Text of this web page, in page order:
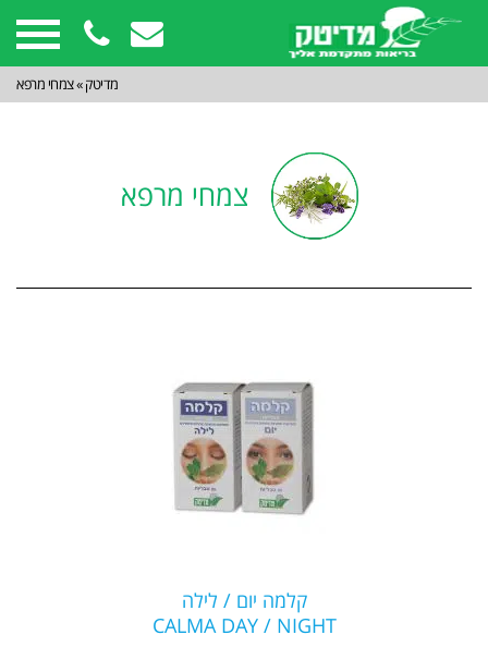
מדיטק»צמחי מרפא
צמחי מרפא
קלמה יום / לילה
CALMA DAY / NIGHT